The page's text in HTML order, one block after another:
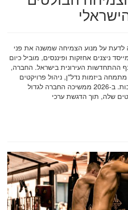
2026: מה חובה לדעת על מנוע הצמיחה שמשנה את פני
ניצנים אחזקות ופיננסים, מוביל כיום
ההתחדשות העירונית בישראל. החברה,
ביזמות נדל"ן, ניהול פרויקטים
מגורים ומימון עסקאות מורכבות. ב-2026 ממשיכה החברה לגדול